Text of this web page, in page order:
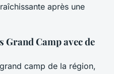
après une
Grand Camp avec de
camp de la région,